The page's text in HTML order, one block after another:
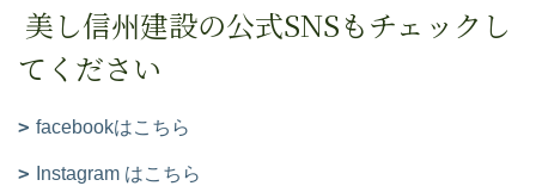
美し信州建設の公式SNSもチェックし
てください
facebookはこちら
Instagram はこちら